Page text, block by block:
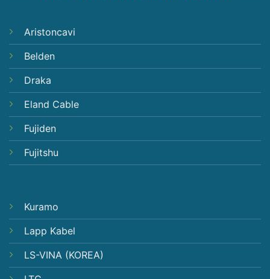
Aristoncavi
Belden
Draka
Eland Cable
Fujiden
Fujitshu
Kuramo
Lapp Kabel
LS-VINA (KOREA)